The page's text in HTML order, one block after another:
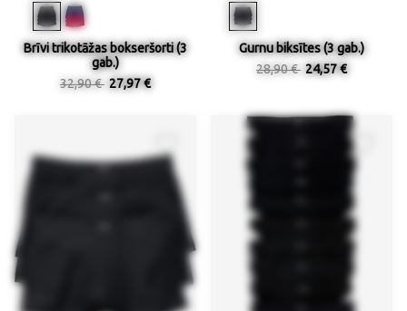
Brīvi trikotāžas bokseršorti (3
gab.)
32,90 € 27,97 €
Gurnu biksītes (3 gab.)
28,90 € 24,57 €